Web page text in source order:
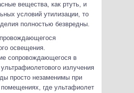
вещества, как ртуть, и
условий утилизации, то
полностью безвредны.
освещения.
сопровождающегося в
излучения
просто незаменимы при
помещениях, где ультафиолет